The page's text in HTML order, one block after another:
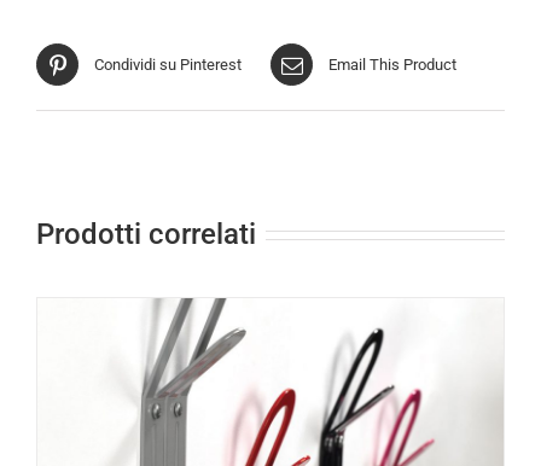
Condividi su Pinterest Email This Product
Prodotti correlati